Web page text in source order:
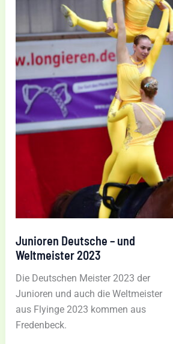
Junioren Deutsche – und
Weltmeister 2023
Die Deutschen Meister 2023 der
Junioren und auch die Weltmeister
aus Flyinge 2023 kommen aus
Fredenbeck.